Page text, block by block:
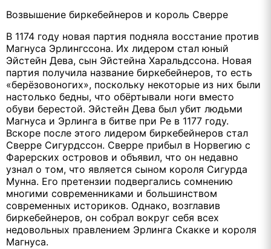
Возвышение биркебейнеров и король Сверре
В 1174 году новая партия подняла восстание против
Магнуса Эрлингссона. Их лидером стал юный
Эйстейн Дева, сын Эйстейна Харальдссона. Новая
партия получила название биркебейнеров, то есть
«берёзовоногих», поскольку некоторые из них были
настолько бедны, что обёртывали ноги вместо
обуви берестой. Эйстейн Дева был убит людьми
Магнуса и Эрлинга в битве при Ре в 1177 году.
Вскоре после этого лидером биркебейнеров стал
Сверре Сигурдссон. Сверре прибыл в Норвегию с
Фарерских островов и объявил, что он недавно
узнал о том, что является сыном короля Сигурда
Мунна. Его претензии подвергались сомнению
многими современниками и большинством
современных историков. Однако, возглавив
биркебейнеров, он собрал вокруг себя всех
недовольных правлением Эрлинга Скакке и короля
Магнуса.